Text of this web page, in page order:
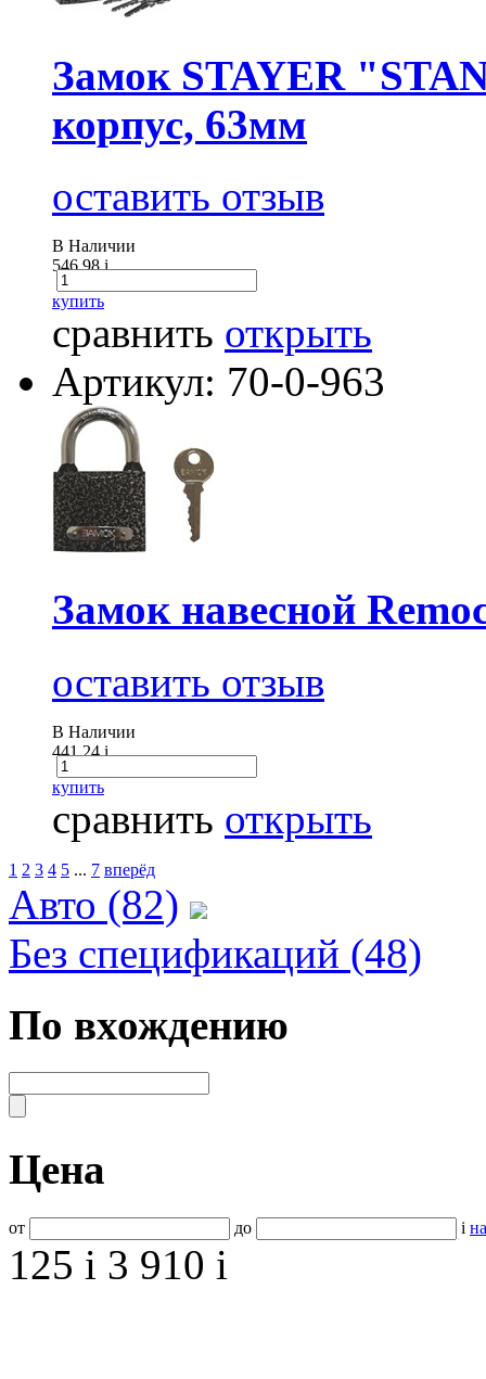
Замок STAYER
корпус, 63мм
оставить отзыв
В Наличии
546.98i
купить
сравнить открыть
Артикул: 70-0-963
Замок навесной
оставить отзыв
В Наличии
441.24i
купить
сравнить открыть
1 2 3 4 5 ... 7 вперёд
Авто (82)
Без спецификаций (48)
По вхождению
Цена
от до i
125 i 3 910 i